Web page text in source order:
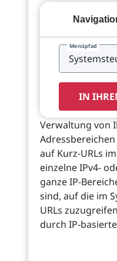
Menüpfad
IN
Verwaltung von
auf Kurz-URLs
einzelne IPv4-
ganze IP-
sind, auf die im
URLs
durch IP-